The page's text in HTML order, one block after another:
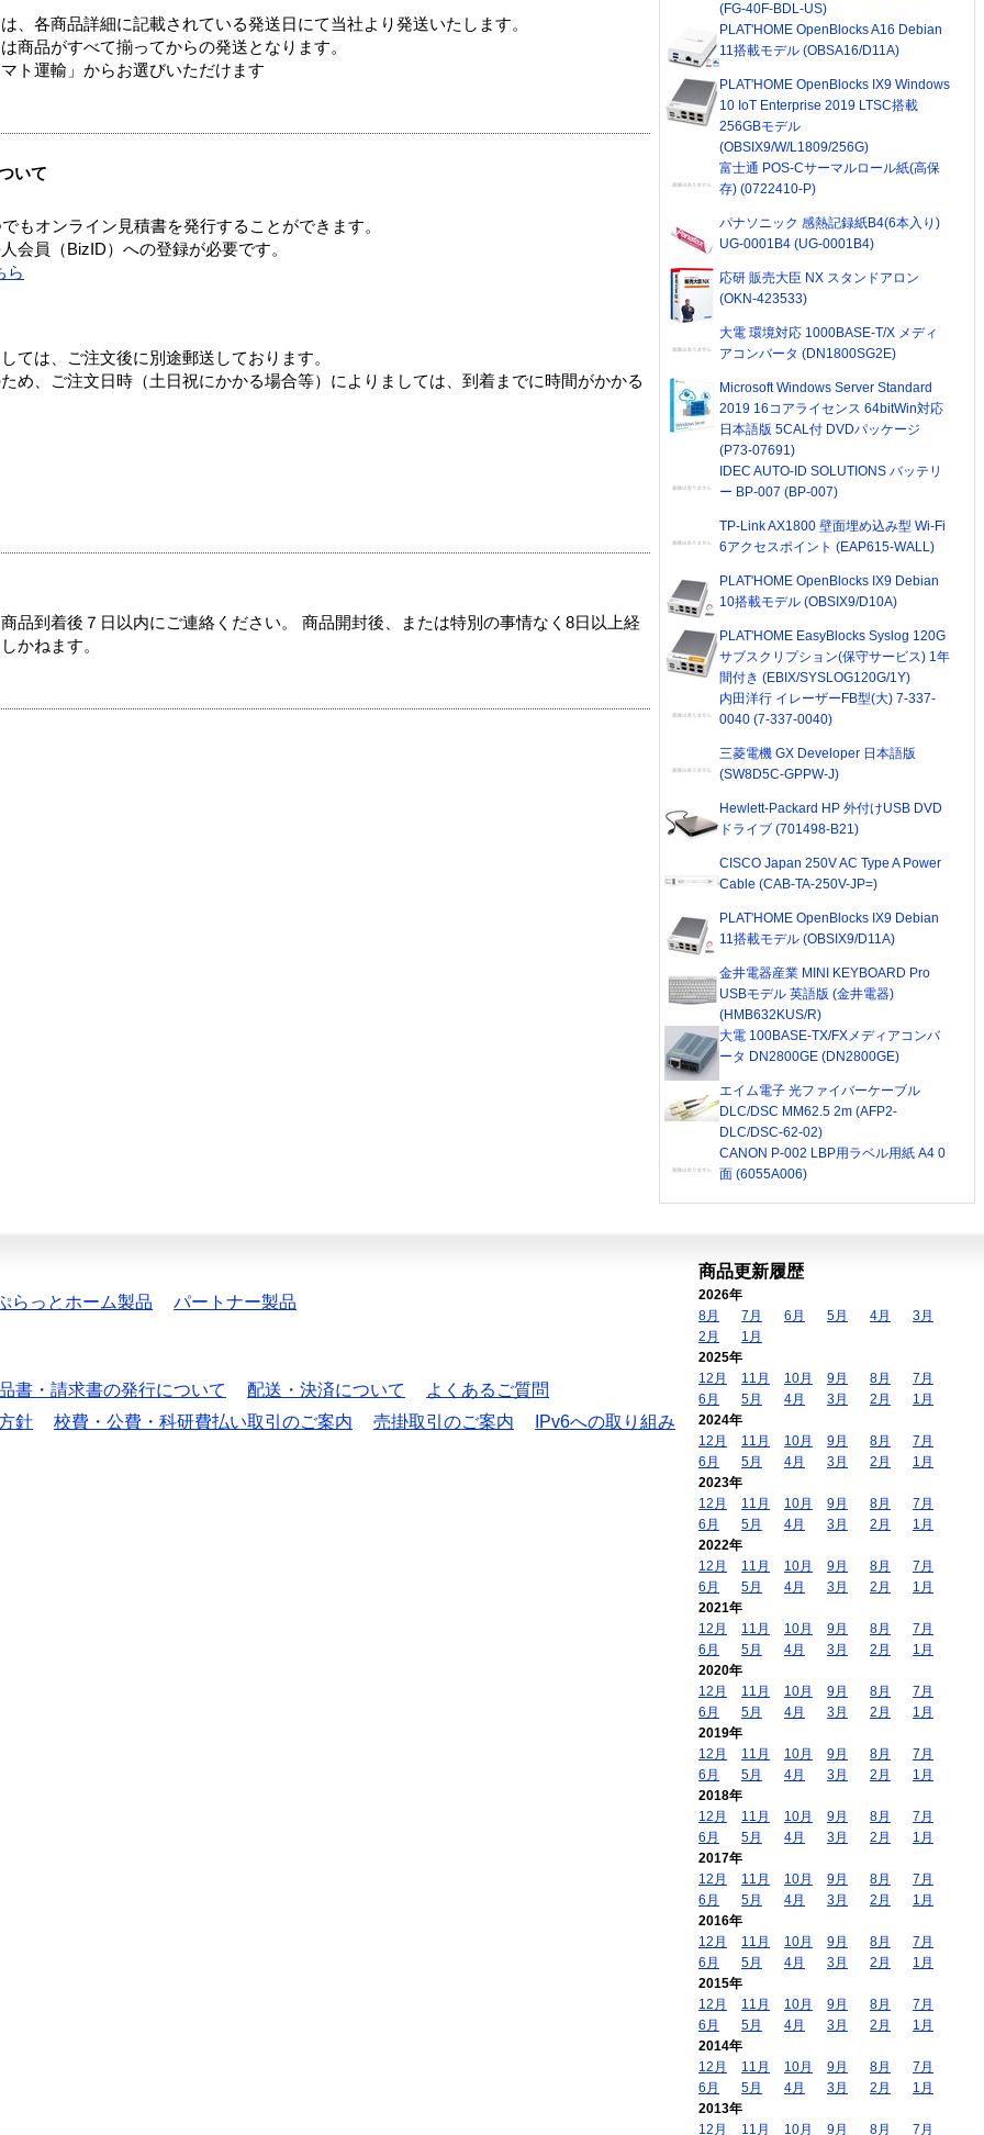
、各商品詳細に記載されている発送日にて当社より発送いたします。
商品がすべて揃ってからの発送となります。
ト運輸」からお選びいただけます
いて
もオンライン見積書を発行することができます。
会員（BizID）への登録が必要です。
ら
ては、ご注文後に別途郵送しております。
め、ご注文日時（土日祝にかかる場合等）によりましては、到着までに時間がかかる
品到着後７日以内にご連絡ください。 商品開封後、または特別の事情なく8日以上経
かねます。
(FG-40F-BDL-US)
PLAT'HOME OpenBlocks A16 Debian
11搭載モデル (OBSA16/D11A)
PLAT'HOME OpenBlocks IX9 Windows
10 IoT Enterprise 2019 LTSC搭載
256GBモデル
(OBSIX9/W/L1809/256G)
富士通 POS-Cサーマルロール紙(高保
存) (0722410-P)
パナソニック 感熱記録紙B4(6本入り)
UG-0001B4 (UG-0001B4)
応研 販売大臣 NX スタンドアロン
(OKN-423533)
大電 環境対応 1000BASE-T/X メディ
アコンバータ (DN1800SG2E)
Microsoft Windows Server Standard
2019 16コアライセンス 64bitWin対応
日本語版 5CAL付 DVDパッケージ
(P73-07691)
IDEC AUTO-ID SOLUTIONS バッテリ
ー BP-007 (BP-007)
TP-Link AX1800 壁面埋め込み型 Wi-Fi
6アクセスポイント (EAP615-WALL)
PLAT'HOME OpenBlocks IX9 Debian
10搭載モデル (OBSIX9/D10A)
PLAT'HOME EasyBlocks Syslog 120G
サブスクリプション(保守サービス) 1年
間付き (EBIX/SYSLOG120G/1Y)
内田洋行 イレーザーFB型(大) 7-337-
0040 (7-337-0040)
三菱電機 GX Developer 日本語版
(SW8D5C-GPPW-J)
Hewlett-Packard HP 外付けUSB DVD
ドライブ (701498-B21)
CISCO Japan 250V AC Type A Power
Cable (CAB-TA-250V-JP=)
PLAT'HOME OpenBlocks IX9 Debian
11搭載モデル (OBSIX9/D11A)
金井電器産業 MINI KEYBOARD Pro
USBモデル 英語版 (金井電器)
(HMB632KUS/R)
大電 100BASE-TX/FXメディアコンバ
ータ DN2800GE (DN2800GE)
エイム電子 光ファイバーケーブル
DLC/DSC MM62.5 2m (AFP2-
DLC/DSC-62-02)
CANON P-002 LBP用ラベル用紙 A4 0
面 (6055A006)
らっとホーム製品 パートナー製品
書・請求書の発行について 配送・決済について
よくあるご質問
針 校費・公費・科研費払い取引のご案内 売掛取引のご案内
IPv6への取り組み
商品更新履歴
2026年
8月
7月 6月 5月 4月
3月
2月
1月
2025年
12月
11月 10月 9月 8月
7月
6月
5月 4月 3月 2月
1月
2024年
12月
11月 10月 9月 8月
7月
6月
5月 4月 3月 2月
1月
2023年
12月
11月 10月 9月 8月
7月
6月
5月 4月 3月 2月
1月
2022年
12月
11月 10月 9月 8月
7月
6月
5月 4月 3月 2月
1月
2021年
12月
11月 10月 9月 8月
7月
6月
5月 4月 3月 2月
1月
2020年
12月
11月 10月 9月 8月
7月
6月
5月 4月 3月 2月
1月
2019年
12月
11月 10月 9月 8月
7月
6月
5月 4月 3月 2月
1月
2018年
12月
11月 10月 9月 8月
7月
6月
5月 4月 3月 2月
1月
2017年
12月
11月 10月 9月 8月
7月
6月
5月 4月 3月 2月
1月
2016年
12月
11月 10月 9月 8月
7月
6月
5月 4月 3月 2月
1月
2015年
12月
11月 10月 9月 8月
7月
6月
5月 4月 3月 2月
1月
2014年
12月
11月 10月 9月 8月
7月
6月
5月 4月 3月 2月
1月
2013年
12月
11月 10月 9月 8月 7月